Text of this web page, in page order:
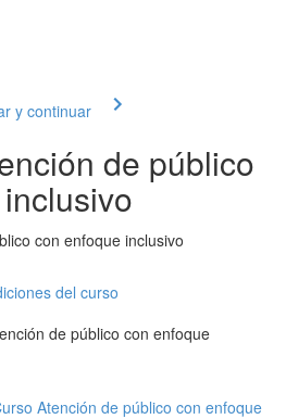
y continuar
de público
con enfoque inclusivo
del curso
de público con enfoque
Atención de público con enfoque